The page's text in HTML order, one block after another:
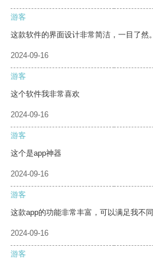
游客
这款软件的界面设计非常简洁，一目了然。
2024-09-16
游客
这个软件我非常喜欢
2024-09-16
游客
这个是app神器
2024-09-16
游客
这款app的功能非常丰富，可以满足我不同
2024-09-16
游客